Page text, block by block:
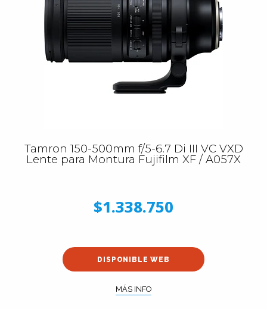
Tamron 150-500mm f/5-6.7 Di III VC VXD
Lente para Montura Fujifilm XF / A057X
$1.338.750
DISPONIBLE WEB
MÁS INFO